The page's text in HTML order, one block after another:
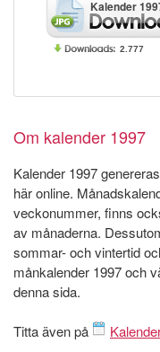
Kalender
2.777
Om kalender 1997
Kalender 1997
här online.
veckonummer, finns
av månaderna.
sommar- och vintertid
månkalender 1997 och
denna sida.
Titta även på